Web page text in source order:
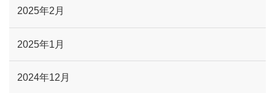
2025年2月
2025年1月
2024年12月